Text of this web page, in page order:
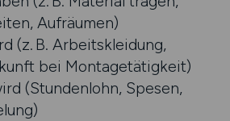
Aufräumen)
(z. B. Arbeitskleidung,
bei Montagetätigkeit)
(Stundenlohn, Spesen,